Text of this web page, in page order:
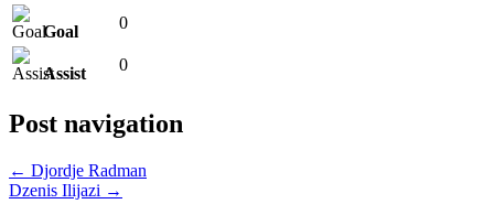
Goal 0
Assist 0
Post navigation
← Djordje Radman
Dzenis Ilijazi →